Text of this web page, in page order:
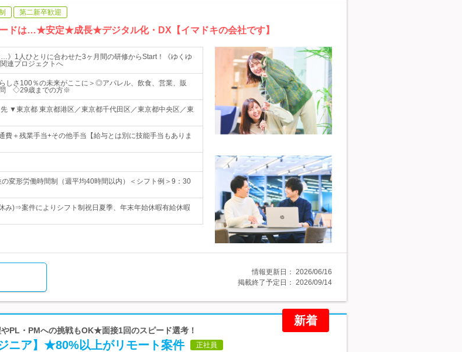
第二新卒歓迎
ドは…★安定★成長★デジタル化・DX【イマドキの会社です】
》1人ひとりに合わせた3ヶ月間の研修からStart！《ゆくゆ
連プロジェクトへ
しさ100％の未来がここに＞◎アパレル、飲食、営業、販
◇29歳までの方※
▼東京都 東京都港区／東京都千代田区／東京都中央区／東
費＋残業手当+その他手当【給与とは別に技能手当もありま
変形労働時間制（週平均40時間以内）＜シフト例＞9：30
)⇒案件によりシフト制祝日夏季、年末年始休暇有給休暇
情報更新日： 2026/06/16
掲載終了予定日： 2026/09/14
新着
PL・PMへの挑戦もOK★面接1回のスピード選考！
ニア】★80%以上がリモート案件 正社員